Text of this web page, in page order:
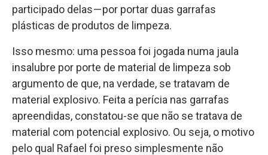
participado delas — por portar duas garrafas
plásticas de produtos de limpeza.
Isso mesmo: uma pessoa foi jogada numa jaula
insalubre por porte de material de limpeza sob
argumento de que, na verdade, se tratavam de
material explosivo. Feita a perícia nas garrafas
apreendidas, constatou-se que não se tratava de
material com potencial explosivo. Ou seja, o motivo
pelo qual Rafael foi preso simplesmente não